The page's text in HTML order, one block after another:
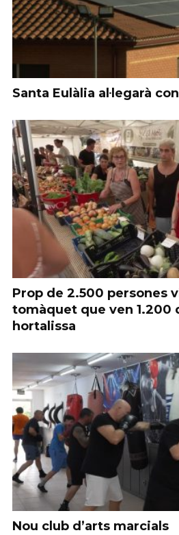
Santa Eulàlia al·legarà
Prop de 2.500 persones
tomàquet que ven 1.200
hortalissa
Nou club d’arts marcials